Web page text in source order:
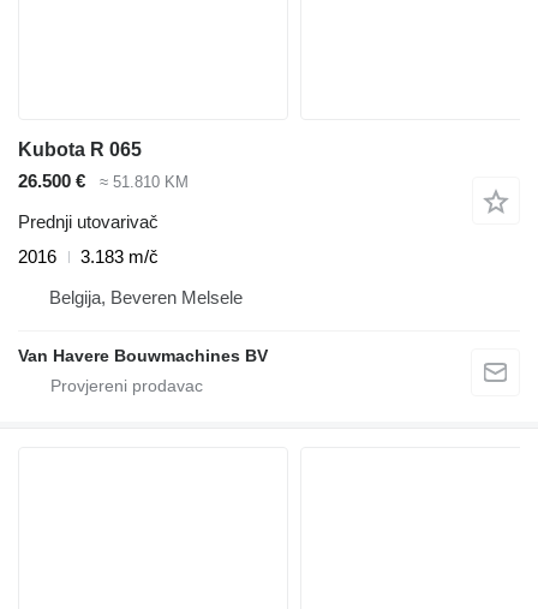
Kubota R 065
26.500 €
≈ 51.810 KM
Prednji utovarivač
2016
3.183 m/č
Belgija, Beveren Melsele
Van Havere Bouwmachines BV